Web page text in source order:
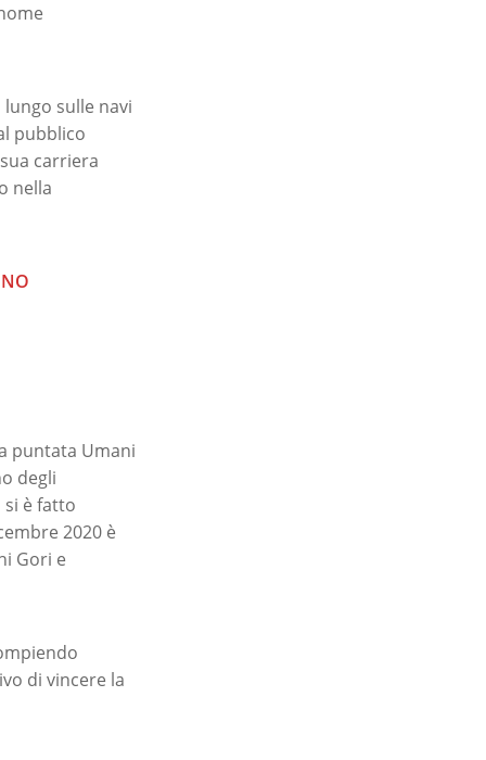
sulle navi
pubblico
carriera
nella
puntata Umani
degli
è fatto
2020 è
Gori e
di vincere la